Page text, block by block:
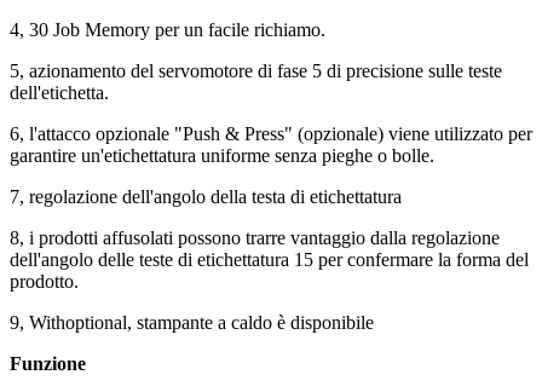
4, 30 Job Memory per un facile richiamo.
5, azionamento del servomotore di fase 5 di precisione sulle teste
dell'etichetta.
6, l'attacco opzionale "Push & Press" (opzionale) viene utilizzato per
garantire un'etichettatura uniforme senza pieghe o bolle.
7, regolazione dell'angolo della testa di etichettatura
8, i prodotti affusolati possono trarre vantaggio dalla regolazione
dell'angolo delle teste di etichettatura 15 per confermare la forma del
prodotto.
9, Withoptional, stampante a caldo è disponibile
Funzione